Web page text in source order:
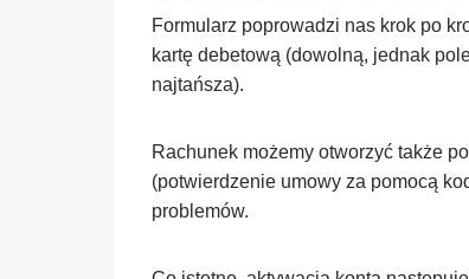
Formularz poprowadzi nas krok po
kartę debetową (dowolną, jednak
najtańsza).
Rachunek możemy otworzyć także
(potwierdzenie umowy za pomocą
problemów.